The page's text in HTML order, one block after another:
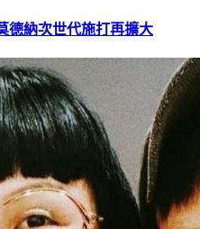
德納次世代施打再擴大